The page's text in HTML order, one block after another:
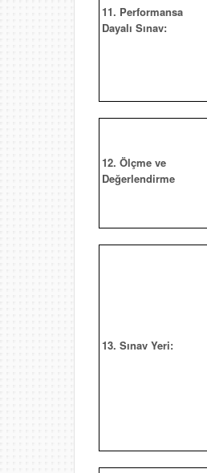
11. Performansa
Dayalı Sınav:
12. Ölçme ve
Değerlendirme
13. Sınav Yeri: